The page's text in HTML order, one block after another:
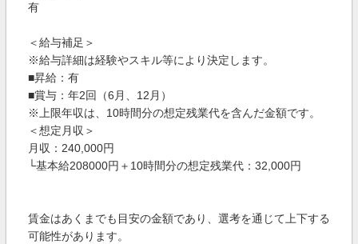
有
＜給与補足＞
※給与詳細は経験やスキル等により決定します。
■昇給：有
■賞与：年2回（6月、12月）
※上限年収は、10時間分の想定残業代を含んだ金額です。
＜想定月収＞
月収：240,000円
└基本給208000円＋10時間分の想定残業代：32,000円
賃金はあくまでも目安の金額であり、選考を通じて上下する
可能性があります。